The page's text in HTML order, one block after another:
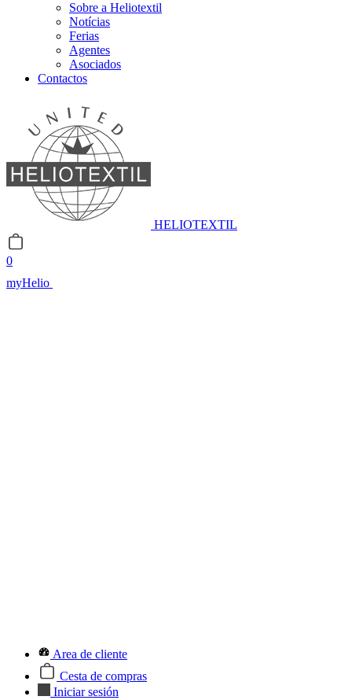
Sobre a Heliotextil
Notícias
Ferias
Agentes
Asociados
Contactos
HELIOTEXTIL
0
myHelio
Area de cliente
Cesta de compras
Iniciar sesión